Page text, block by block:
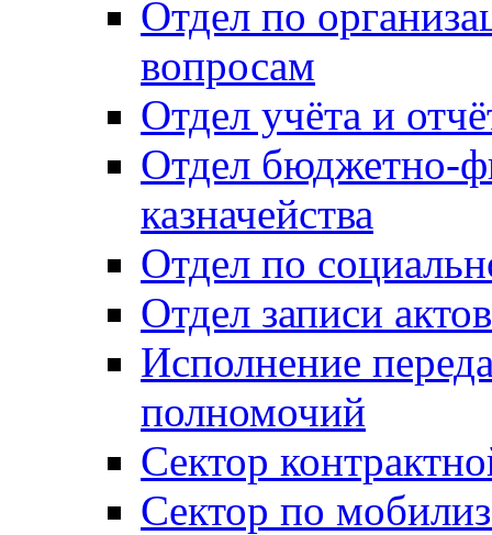
Отдел по
вопросам
Отдел учёта и
Отдел бюджетно-
казначейства
Отдел по
Отдел записи
Исполнение
полномочий
Сектор
Сектор по